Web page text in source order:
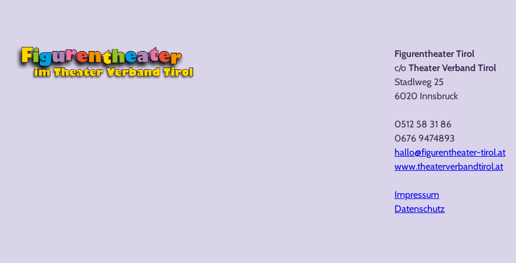
Figurentheater Tirol
c/o Theater Verband Tirol
Stadlweg 25
6020 Innsbruck
0512 58 31 86
0676 9474893
hallo@figurentheater-tirol.at
www.theaterverbandtirol.at
Impressum
Datenschutz